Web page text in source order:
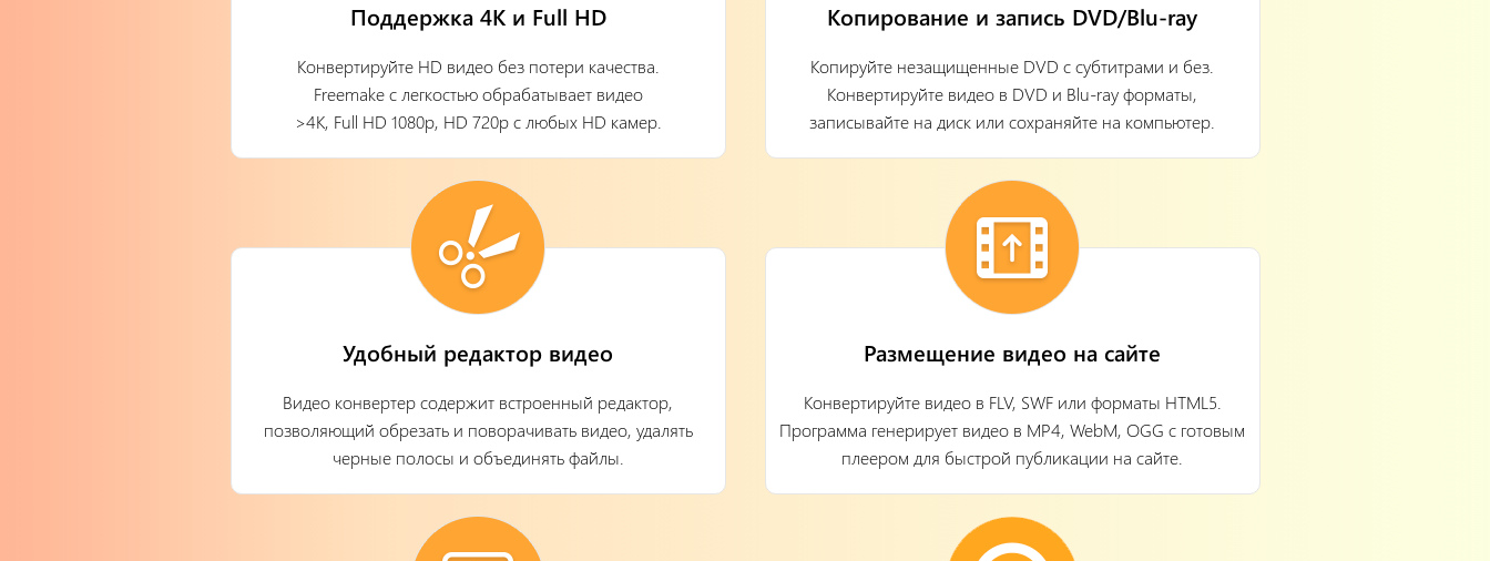
Поддержка 4K и Full HD
Конвертируйте HD видео без потери качества.
Freemake с легкостью обрабатывает видео
>4K, Full HD 1080p, HD 720p с любых HD камер.
Копирование и запись DVD/Blu-ray
Копируйте незащищенные DVD с субтитрами и без.
Конвертируйте видео в DVD и Blu-ray форматы,
записывайте на диск или сохраняйте на компьютер.
Удобный редактор видео
Видео конвертер содержит встроенный редактор,
позволяющий обрезать и поворачивать видео, удалять
черные полосы и объединять файлы.
Размещение видео на сайте
Конвертируйте видео в FLV, SWF или форматы HTML5.
Программа генерирует видео в MP4, WebM, OGG с готовым
плеером для быстрой публикации на сайте.